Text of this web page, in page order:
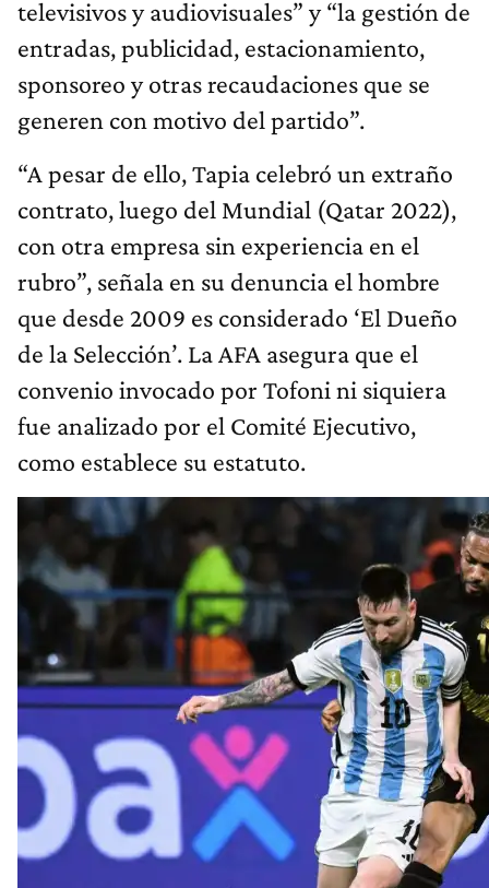
televisivos y audiovisuales” y “la gestión de
entradas, publicidad, estacionamiento,
sponsoreo y otras recaudaciones que se
generen con motivo del partido”.
“A pesar de ello, Tapia celebró un extraño
contrato, luego del Mundial (Qatar 2022),
con otra empresa sin experiencia en el
rubro”, señala en su denuncia el hombre
que desde 2009 es considerado ‘El Dueño
de la Selección’. La AFA asegura que el
convenio invocado por Tofoni ni siquiera
fue analizado por el Comité Ejecutivo,
como establece su estatuto.